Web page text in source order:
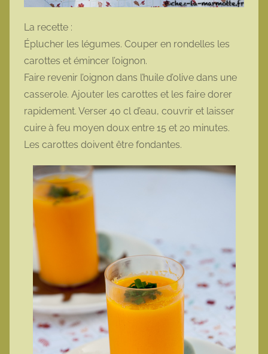
La recette :
Éplucher les légumes. Couper en rondelles les
carottes et émincer l’oignon.
Faire revenir l’oignon dans l’huile d’olive dans une
casserole. Ajouter les carottes et les faire dorer
rapidement. Verser 40 cl d’eau, couvrir et laisser
cuire à feu moyen doux entre 15 et 20 minutes.
Les carottes doivent être fondantes.